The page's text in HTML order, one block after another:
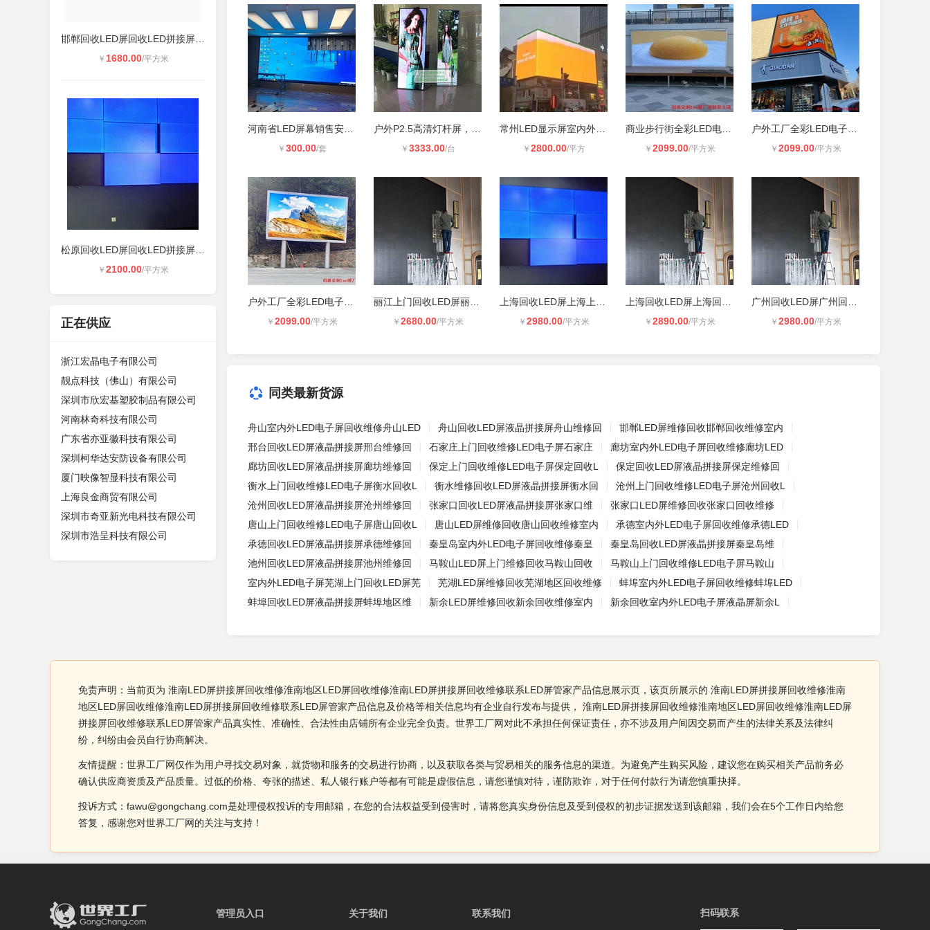
￥ 1680.00/平方米
￥ 2100.00/平方米
正在供应
浙江宏晶电子有限公司
靓点科技（佛山）有限公司
深圳市欣宏基塑胶制品有限公司
河南林奇科技有限公司
广东省亦亚徽科技有限公司
深圳柯华达安防设备有限公司
厦门映像智显科技有限公司
上海良金商贸有限公司
深圳市奇亚新光电科技有限公司
深圳市浩呈科技有限公司
河南省LED屏幕销售安装公司
￥ 300.00/套
户外P2.5高清灯杆屏，智慧灯杆LED显
￥ 3333.00/台
常州LED显示屏室内外高清全彩
￥ 2800.00/平方
商业步行街全彩LED电子大屏幕p4 室外
￥ 2099.00/平方米
户外工厂全彩LED电子大屏幕厂家 室外
￥ 2099.00/平方米
户外工厂全彩LED电子大屏幕厂家 室外
￥ 2099.00/平方米
丽江上门回收LED屏丽江回收LED拼接屏
￥ 2680.00/平方米
上海回收LED屏上海上门回收LED屏全国
￥ 2980.00/平方米
上海回收LED屏上海回收LED彩屏上海上
￥ 2890.00/平方米
广州回收LED屏广州回收二手LED屏广州
￥ 2980.00/平方米
同类最新货源
舟山室内外LED电子屏回收维修舟山LED 舟山回收LED屏液晶拼接屏舟山维修回
邯郸LED屏维修回收邯郸回收维修室内
邢台回收LED屏液晶拼接屏邢台维修回
石家庄上门回收维修LED电子屏石家庄
廊坊室内外LED电子屏回收维修廊坊LED
廊坊回收LED屏液晶拼接屏廊坊维修回
保定上门回收维修LED电子屏保定回收L
保定回收LED屏液晶拼接屏保定维修回
衡水上门回收维修LED电子屏衡水回收L
衡水维修回收LED屏液晶拼接屏衡水回
沧州上门回收维修LED电子屏沧州回收L
沧州回收LED屏液晶拼接屏沧州维修回
张家口回收LED屏液晶拼接屏张家口维
张家口LED屏维修回收张家口回收维修
唐山上门回收维修LED电子屏唐山回收L
唐山LED屏维修回收唐山回收维修室内
承德室内外LED电子屏回收维修承德LED
承德回收LED屏液晶拼接屏承德维修回
秦皇岛室内外LED电子屏回收维修秦皇
秦皇岛回收LED屏液晶拼接屏秦皇岛维
池州回收LED屏液晶拼接屏池州维修回
马鞍山LED屏上门维修回收马鞍山回收
马鞍山上门回收维修LED电子屏马鞍山
室内外LED电子屏芜湖上门回收LED屏芜
芜湖LED屏维修回收芜湖地区回收维修
蚌埠室内外LED电子屏回收维修蚌埠LED
蚌埠回收LED屏液晶拼接屏蚌埠地区维
新余LED屏维修回收新余回收维修室内 新余回收室内外LED电子屏液晶屏新余L
免责声明：当前页为 淮南LED屏拼接屏回收维修淮南地区LED屏回收维修淮南LED屏拼接屏回收维修联系LED屏管家产品信息展示页，该页所展示的 淮南LED屏拼接屏回收维修淮南
地区LED屏回收维修淮南LED屏拼接屏回收维修联系LED屏管家产品信息及价格等相关信息均有企业自行发布与提供， 淮南LED屏拼接屏回收维修淮南地区LED屏回收维修淮南LED屏
拼接屏回收维修联系LED屏管家产品真实性、准确性、合法性由店铺所有企业完全负责。世界工厂网对此不承担任何保证责任，亦不涉及用户间因交易而产生的法律关系及法律纠
纷，纠纷由会员自行协商解决。
友情提醒：世界工厂网仅作为用户寻找交易对象，就货物和服务的交易进行协商，以及获取各类与贸易相关的服务信息的渠道。为避免产生购买风险，建议您在购买相关产品前务必
确认供应商资质及产品质量。过低的价格、夸张的描述、私人银行账户等都有可能是虚假信息，请您谨慎对待，谨防欺诈，对于任何付款行为请您慎重抉择。
投诉方式：fawu@gongchang.com是处理侵权投诉的专用邮箱，在您的合法权益受到侵害时，请将您真实身份信息及受到侵权的初步证据发送到该邮箱，我们会在5个工作日内给您
答复，感谢您对世界工厂网的关注与支持！
管理员入口 关于我们 联系我们 扫码联系